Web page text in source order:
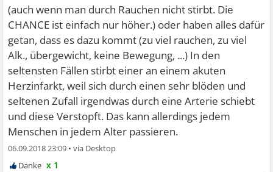
(auch wenn man durch Rauchen nicht stirbt. Die
CHANCE ist einfach nur höher.) oder haben alles dafür
getan, dass es dazu kommt (zu viel rauchen, zu viel
Alk., übergewicht, keine Bewegung, ...) In den
seltensten Fällen stirbt einer an einem akuten
Herzinfarkt, weil sich durch einen sehr blöden und
seltenen Zufall irgendwas durch eine Arterie schiebt
und diese Verstopft. Das kann allerdings jedem
Menschen in jedem Alter passieren.
06.09.2018 23:09 •
x 1